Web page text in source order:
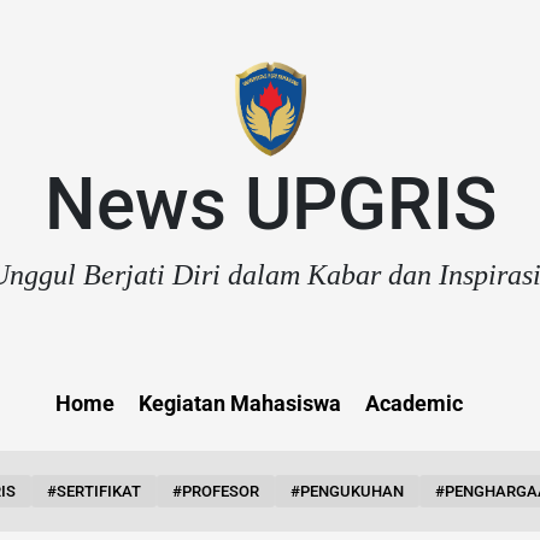
News UPGRIS
Berjati Diri dalam Kabar dan
Home Kegiatan Mahasiswa Academic
#SERTIFIKAT #PROFESOR #PENGUKUHAN